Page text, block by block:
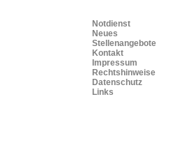
Notdienst
Neues
Stellenangebote
Kontakt
Impressum
Rechtshinweise
Datenschutz
Links